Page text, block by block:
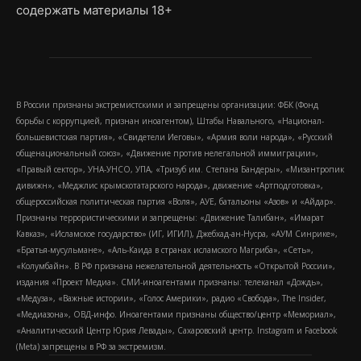
содержать материалы 18+
В России признаны экстремистскими и запрещены организации: ФБК (Фонд
борьбы с коррупцией, признан иноагентом), Штабы Навального, «Национал-
большевистская партия», «Свидетели Иеговы», «Армия воли народа», «Русский
общенациональный союз», «Движение против нелегальной иммиграции»,
«Правый сектор», УНА-УНСО, УПА, «Тризуб им. Степана Бандеры», «Мизантропик
дивижн», «Меджлис крымскотатарского народа», движение «Артподготовка»,
общероссийская политическая партия «Воля», АУЕ, батальоны «Азов» и «Айдар».
Признаны террористическими и запрещены: «Движение Талибан», «Имарат
Кавказ», «Исламское государство» (ИГ, ИГИЛ), Джебхад-ан-Нусра, «АУМ Синрике»,
«Братья-мусульмане», «Аль-Каида в странах исламского Магриба», «Сеть»,
«Колумбайн». В РФ признана нежелательной деятельность «Открытой России»,
издания «Проект Медиа». СМИ-иноагентами признаны: телеканал «Дождь»,
«Медуза», «Важные истории», «Голос Америки», радио «Свобода», The Insider,
«Медиазона», ОВД-инфо. Иноагентами признаны общество/центр «Мемориал»,
«Аналитический Центр Юрия Левады», Сахаровский центр. Instagram и Facebook
(Metа) запрещены в РФ за экстремизм.